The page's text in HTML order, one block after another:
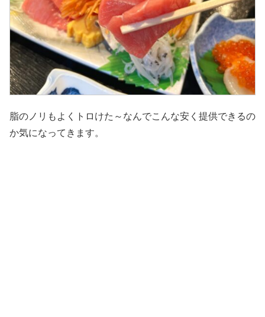
脂のノリもよくトロけた～なんでこんな安く提供できるの
か気になってきます。